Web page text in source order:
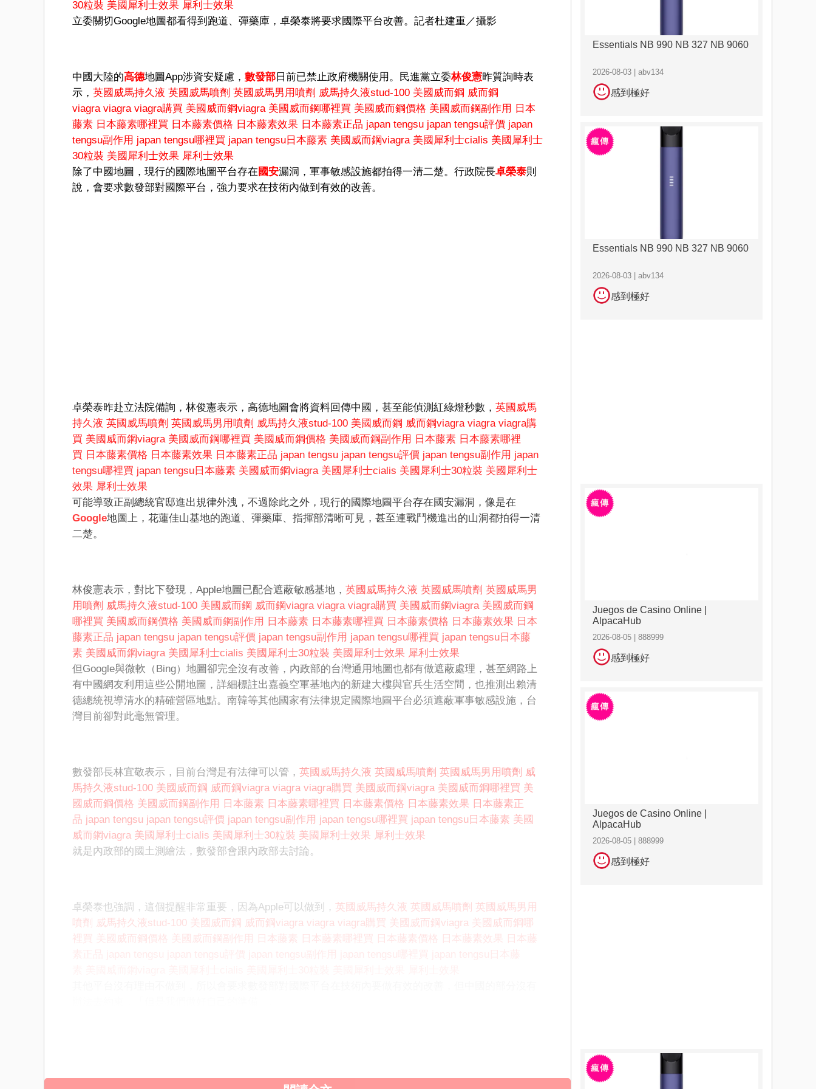
30粒裝 美國犀利士效果 犀利士效果
立委關切Google地圖都看得到跑道、彈藥庫，卓榮泰將要求國際平台改善。記者杜建重／攝影
中國大陸的高德地圖App涉資安疑慮， 數發部 日前已禁止政府機關使用。民進黨立委林俊憲昨質詢時表
示， 英國威馬持久液 英國威馬噴劑 英國威馬男用噴劑 威馬持久液stud-100 美國威而鋼 威而鋼
viagra viagra viagra購買 美國威而鋼viagra 美國威而鋼哪裡買 美國威而鋼價格 美國威而鋼副作用
日本
藤素 日本藤素哪裡買 日本藤素價格 日本藤素效果 日本藤素正品 japan tengsu japan tengsu評價 japan
tengsu副作用 japan tengsu哪裡買 japan tengsu日本藤素 美國威而鋼viagra 美國犀利士cialis 美國犀利士
30粒裝 美國犀利士效果 犀利士效果
除了中國地圖，現行的國際地圖平台存在 國安漏洞，軍事敏感設施都拍得一清二楚。行政院長卓榮泰則
說，會要求數發部對國際平台，強力要求在技術內做到有效的改善。
卓榮泰昨赴立法院備詢，林俊憲表示，高德地圖會將資料回傳中國，甚至能偵測紅綠燈秒數， 英國威馬
持久液 英國威馬噴劑 英國威馬男用噴劑 威馬持久液stud-100 美國威而鋼 威而鋼viagra viagra viagra購
買 美國威而鋼viagra 美國威而鋼哪裡買 美國威而鋼價格 美國威而鋼副作用 日本藤素 日本藤素哪裡
買 日本藤素價格 日本藤素效果 日本藤素正品 japan tengsu japan tengsu評價 japan tengsu副作用 japan
tengsu哪裡買 japan tengsu日本藤素 美國威而鋼viagra 美國犀利士cialis 美國犀利士30粒裝 美國犀利士
效果 犀利士效果
可能導致正副總統官邸進出規律外洩，不過除此之外，現行的國際地圖平台存在國安漏洞，像是在
Google地圖上，花蓮佳山基地的跑道、彈藥庫、指揮部清晰可見，甚至連戰鬥機進出的山洞都拍得一清
二楚。
林俊憲表示，對比下發現，Apple地圖已配合遮蔽敏感基地， 英國威馬持久液 英國威馬噴劑 英國威馬男
用噴劑 威馬持久液stud-100 美國威而鋼 威而鋼viagra viagra viagra購買 美國威而鋼viagra 美國威而鋼
哪裡買 美國威而鋼價格 美國威而鋼副作用 日本藤素 日本藤素哪裡買 日本藤素價格 日本藤素效果 日本
藤素正品 japan tengsu japan tengsu評價 japan tengsu副作用 japan tengsu哪裡買 japan tengsu日本藤
素 美國威而鋼viagra 美國犀利士cialis 美國犀利士30粒裝 美國犀利士效果 犀利士效果
但Google與微軟（Bing）地圖卻完全沒有改善，內政部的台灣通用地圖也都有做遮蔽處理，甚至網路上
有中國網友利用這些公開地圖，詳細標註出嘉義空軍基地內的新建大樓與官兵生活空間，也推測出賴清
德總統視導清水的精確營區地點。南韓等其他國家有法律規定國際地圖平台必須遮蔽軍事敏感設施，台
灣目前卻對此毫無管理。
數發部長林宜敬表示，目前台灣是有法律可以管， 英國威馬持久液 英國威馬噴劑 英國威馬男用噴劑 威
馬持久液stud-100 美國威而鋼 威而鋼viagra viagra viagra購買 美國威而鋼viagra 美國威而鋼哪裡買 美
國威而鋼價格 美國威而鋼副作用 日本藤素 日本藤素哪裡買 日本藤素價格 日本藤素效果 日本藤素正
品 japan tengsu japan tengsu評價 japan tengsu副作用 japan tengsu哪裡買 japan tengsu日本藤素 美國
威而鋼viagra 美國犀利士cialis 美國犀利士30粒裝 美國犀利士效果 犀利士效果
就是內政部的國土測繪法，數發部會跟內政部去討論。
卓榮泰也強調，這個提醒非常重要，因為Apple可以做到， 英國威馬持久液 英國威馬噴劑 英國威馬男用
噴劑
威馬持久液stud-100 美國威而鋼 威而鋼viagra viagra viagra購買 美國威而鋼viagra 美國威而鋼哪
裡買 美國威而鋼價格 美國威而鋼副作用 日本藤素 日本藤素哪裡買 日本藤素價格 日本藤素效果
日本藤
Essentials NB 990 NB 327 NB 9060
2026-08-03 | abv134
感到極好
Essentials NB 990 NB 327 NB 9060
2026-08-03 | abv134
感到極好
Juegos de Casino Online |
AlpacaHub
2026-08-05 | 888999
感到極好
Juegos de Casino Online |
AlpacaHub
2026-08-05 | 888999
感到極好